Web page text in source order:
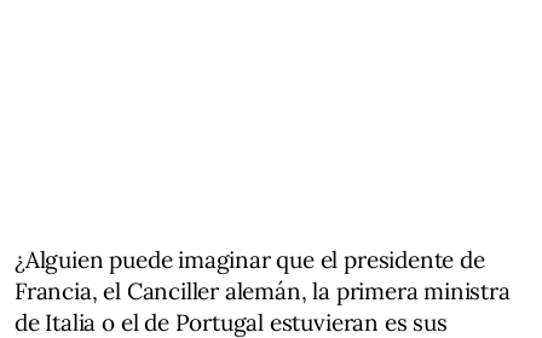
¿Alguien puede imaginar que el presidente de
Francia, el Canciller alemán, la primera ministra
de Italia o el de Portugal estuvieran es sus